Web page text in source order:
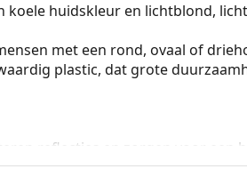
koele huidskleur en lichtblond,
met een rond, ovaal of
plastic, dat grote
reflecties en zorgen voor een
met bijziendheid.
voordelen het lichte